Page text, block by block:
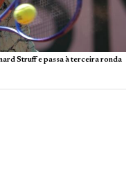
Struff e passa à terceira ronda